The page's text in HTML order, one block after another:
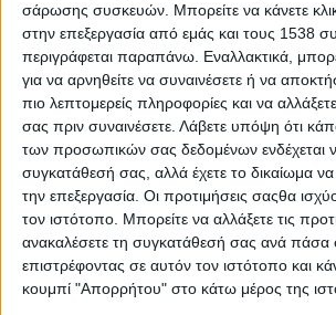
σάρωσης συσκευών. Μπορείτε να κάνετε
στην επεξεργασία από εμάς και τους 1538
περιγράφεται παραπάνω. Εναλλακτικά,
για να αρνηθείτε να συναινέσετε ή να
πιο λεπτομερείς πληροφορίες και να
σας πριν συναινέσετε. Λάβετε υπόψη ότι
των προσωπικών σας δεδομένων ενδέχεται
συγκατάθεσή σας, αλλά έχετε το δικαίωμα να
την επεξεργασία. Οι προτιμήσεις σαςθα
τον ιστότοπο. Μπορείτε να αλλάξετε τις
ανακαλέσετε τη συγκατάθεσή σας ανά πάσα
επιστρέφοντας σε αυτόν τον ιστότοπο και
κουμπί "Απορρήτου" στο κάτω μέρος της
Αλεξάνδρα Καππάτου: «Η ηρεμία στο
πρώτιστο αγαθό που οφείλουμε να
Αναστάσιος Παπαλαζάρου: «Η μαγειρική
το κοινό μυστικό μιας υγιούς διατροφής»
Απογεύματα για παιδιά στο Σεράφειο
Αθηναίων